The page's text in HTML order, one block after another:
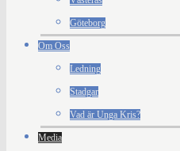
Göteborg
Om Oss
Ledning
Stadgar
Vad är Unga Kris?
Media